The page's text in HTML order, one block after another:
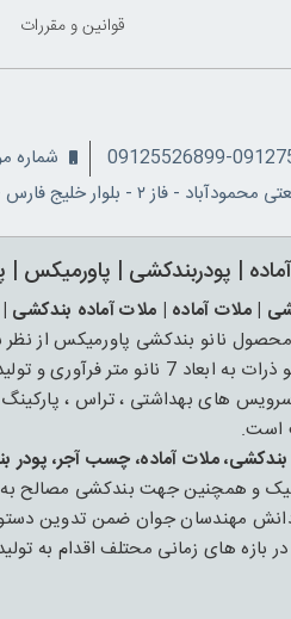
قوانين و مقررات
شماره موبایل:
- بلوار خلیج فارس - نبش کوچه ۵
| پودربندکشی | پاورمیکس |
| ملات آماده | ملات آماده
محصول نانو بندکشی پاورمیکس از نظر
شده است و جهت عایق کاری و ترمیم
سرویس های بهداشتی ، تراس ،
است.
بندکشی، ملات آماده، چسب آجر، پودر
و همچنین جهت بندکشی مصالح به
مهندسان جوان ضمن تدوین
بازه های زمانی محتلف اقدام به